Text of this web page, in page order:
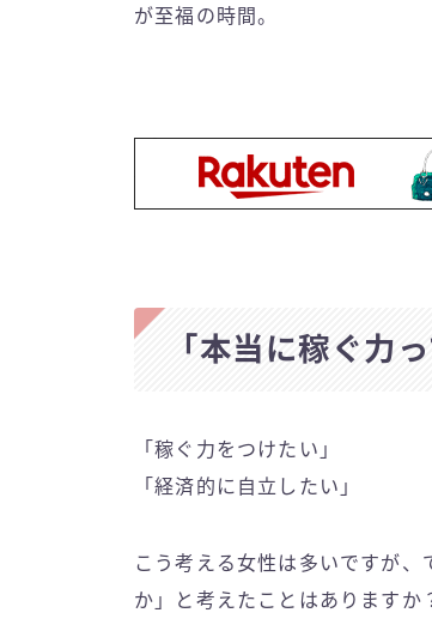
が至福の時間。
「本当に稼ぐ力
「稼ぐ力をつけたい」
「経済的に自立したい」
こう考える女性は多いですが
か」と考えたことはありますか